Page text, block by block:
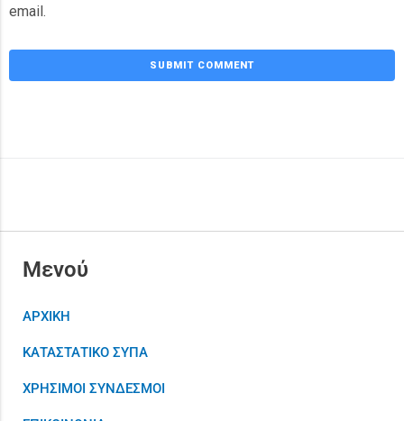
email.
Μενού
ΑΡΧΙΚΗ
ΚΑΤΑΣΤΑΤΙΚΟ ΣΥΠΑ
ΧΡΗΣΙΜΟΙ ΣΥΝΔΕΣΜΟΙ